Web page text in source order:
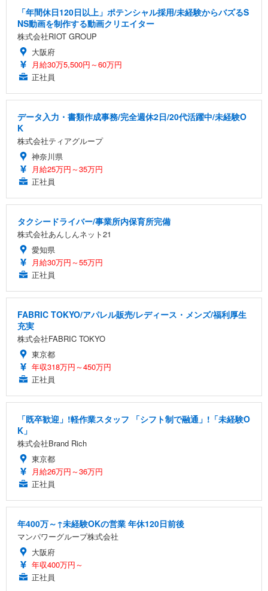
「年間休日120日以上」ポテンシャル採用/未経験からバズるS
NS動画を制作する動画クリエイター
株式会社RIOT GROUP
大阪府
月給30万5,500円～60万円
正社員
データ入力・書類作成事務/完全週休2日/20代活躍中/未経験O
K
株式会社ティアグループ
神奈川県
月給25万円～35万円
正社員
タクシードライバー/事業所内保育所完備
株式会社あんしんネット21
愛知県
月給30万円～55万円
正社員
FABRIC TOKYO/アパレル販売/レディース・メンズ/福利厚生
充実
株式会社FABRIC TOKYO
東京都
年収318万円～450万円
正社員
「既卒歓迎」!軽作業スタッフ 「シフト制で融通」!「未経験O
K」
株式会社Brand Rich
東京都
月給26万円～36万円
正社員
年400万～↑未経験OKの営業 年休120日前後
マンパワーグループ株式会社
大阪府
年収400万円～
正社員